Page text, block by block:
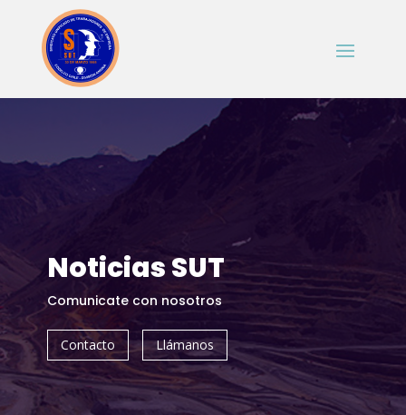
Noticias SUT
Comunicate con nosotros
Contacto Llámanos